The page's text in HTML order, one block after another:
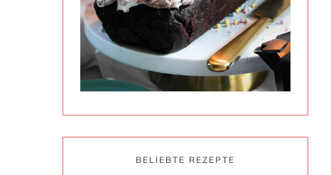
BELIEBTE REZEPTE